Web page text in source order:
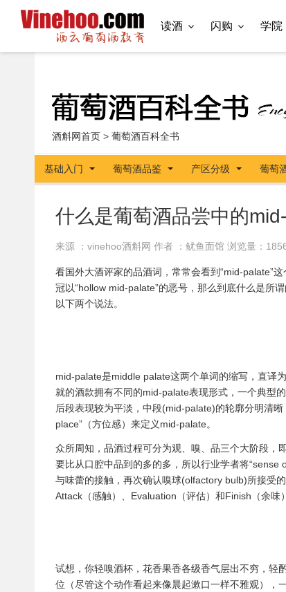
读酒 闪购 学院
酒斛网首页 > 葡萄酒百科全书
基础入门 葡萄酒品鉴 产区分级 葡萄
什么是葡萄酒品尝中的
来源 ：vinehoo酒斛网 作者 ：鱿鱼面馆 浏览量：
看国外大酒评家的品酒词，常常会看到“mid-palate”
冠以“hollow mid-palate”的恶号，那么到底什么是所
以下两个说法。
mid-palate是middle palate这两个单词的缩写，直译
就的酒款拥有不同的mid-palate表现形式，一个典型
后段表现较为平淡，中段(mid-palate)的轮廓分明清
place”（方位感）来定义mid-palate。
众所周知，品酒过程可分为观、嗅、品三个大阶段，
要比从口腔中品到的多的多，所以行业学者将“sense
与味蕾的接触，再次确认嗅球(olfactory bulb)所接受
Attack（感触）、Evaluation（评估）和Finish（余味
试想，你轻嗅酒杯，花香果香各级香气层出不穷，轻
位（尽管这个动作看起来像晨起漱口一样不雅观），